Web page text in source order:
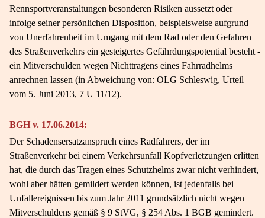
Rennsportveranstaltungen besonderen Risiken aussetzt oder
infolge seiner persönlichen Disposition, beispielsweise aufgrund
von Unerfahrenheit im Umgang mit dem Rad oder den Gefahren
des Straßenverkehrs ein gesteigertes Gefährdungspotential besteht -
ein Mitverschulden wegen Nichttragens eines Fahrradhelms
anrechnen lassen (in Abweichung von: OLG Schleswig, Urteil
vom 5. Juni 2013, 7 U 11/12).
BGH v. 17.06.2014:
Der Schadensersatzanspruch eines Radfahrers, der im
Straßenverkehr bei einem Verkehrsunfall Kopfverletzungen erlitten
hat, die durch das Tragen eines Schutzhelms zwar nicht verhindert,
wohl aber hätten gemildert werden können, ist jedenfalls bei
Unfallereignissen bis zum Jahr 2011 grundsätzlich nicht wegen
Mitverschuldens gemäß § 9 StVG, § 254 Abs. 1 BGB gemindert.